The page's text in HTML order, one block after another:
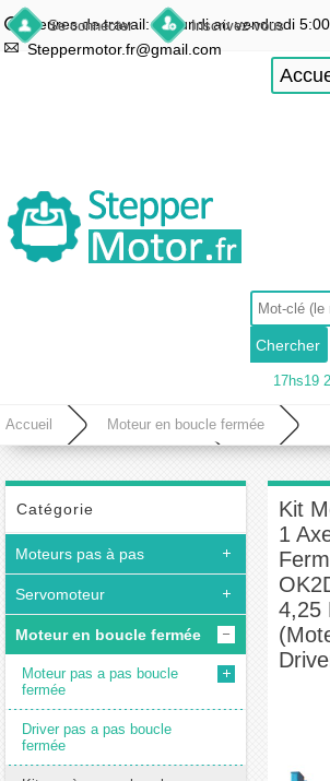
Se connecter Inscrivez-vous
Heures de travail: du lundi au vendredi
Steppermotor.fr@gmail.com
17hs19
Accueil Moteur en boucle fermée
Fermée 1-OK2D42BH-24HS40 4,25 Nm 1,8 degrés (Moteur
Catégorie
Moteurs pas à pas
Servomoteur
Moteur en boucle fermée
Moteur pas a pas boucle
fermée
Driver pas a pas boucle
fermée
Kit
1
4,25